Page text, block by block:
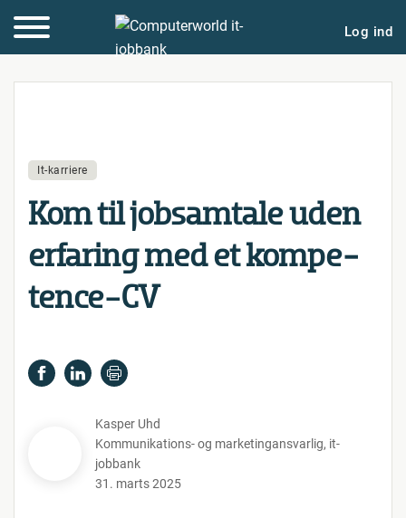
Log ind
It-karriere
Kom til job­sam­ta­le uden
erfaring med et kom­pe­
ten­ce-CV
Kasper Uhd
Kommunikations- og marketingansvarlig, it-
jobbank
31. marts 2025